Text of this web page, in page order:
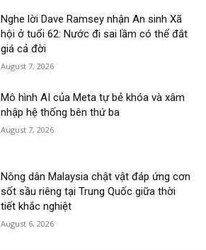
Nghe lời Dave Ramsey nhận An sinh Xã
hội ở tuổi 62: Nước đi sai lầm có thể đắt
giá cả đời
August 7, 2026
Mô hình AI của Meta tự bẻ khóa và xâm
nhập hệ thống bên thứ ba
August 7, 2026
Nông dân Malaysia chật vật đáp ứng cơn
sốt sầu riêng tại Trung Quốc giữa thời
tiết khắc nghiệt
August 6, 2026